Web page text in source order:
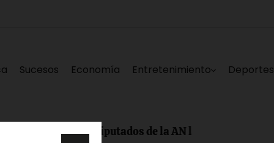
Sucesos Economía Entretenimiento Deportes
Laya y diputados de la AN lanzan «Repensando a